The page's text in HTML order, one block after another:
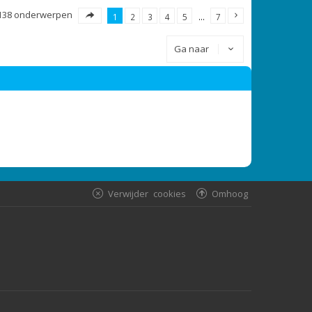
onderwerpen 1 2 3 4 5 … 7
Ga naar
Omhoog
Verwijder cookies